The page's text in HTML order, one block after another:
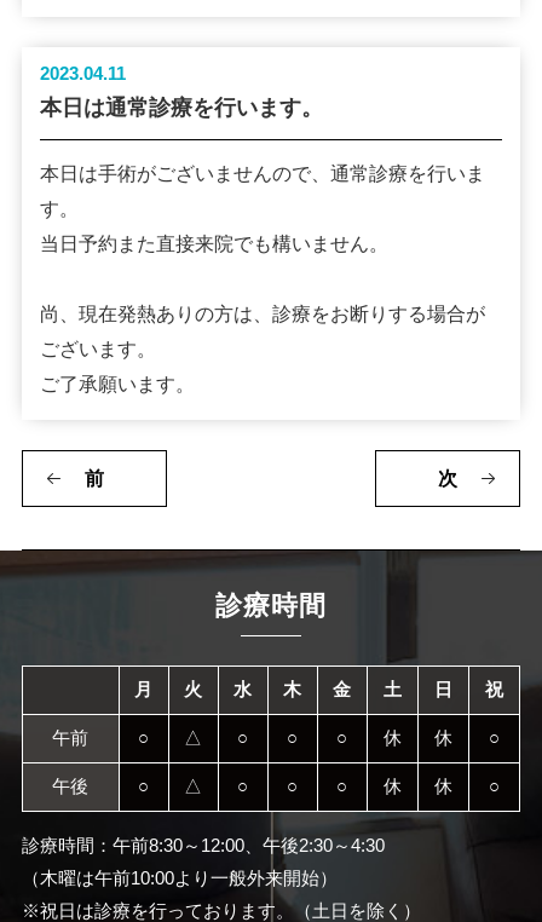
2023.04.11
本日は通常診療を行います。
本日は手術がございませんので、通常診療を行いま
す。
当日予約また直接来院でも構いません。
尚、現在発熱ありの方は、診療をお断りする場合が
ございます。
ご了承願います。
前 次
診療時間
月 火 水 木 金 土 日 祝
午前 ○ △ ○ ○ ○ 休 休 ○
午後 ○ △ ○ ○ ○ 休 休 ○
診療時間：午前8:30～12:00、午後2:30～4:30
（木曜は午前10:00より一般外来開始）
※祝日は診療を行っております。（土日を除く）